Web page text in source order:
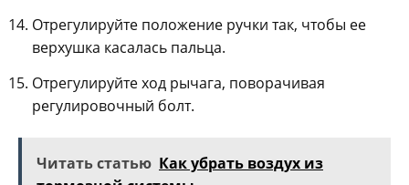
Отрегулируйте положение ручки так, чтобы ее
верхушка касалась пальца.
Отрегулируйте ход рычага, поворачивая
регулировочный болт.
Читать статью Как убрать воздух из